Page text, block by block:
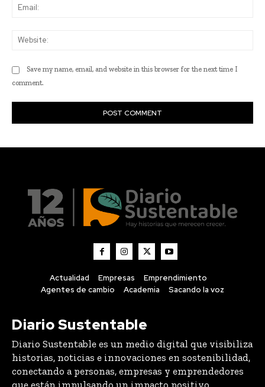
Actualidad Empresas
Emprendimiento
Agentes de cambio
Academia Sacando la voz
Diario Sustentable
Diario Sustentable es un medio digital que visibiliza
historias, noticias e innovaciones en sostenibilidad,
conectando a personas, empresas y emprendedores